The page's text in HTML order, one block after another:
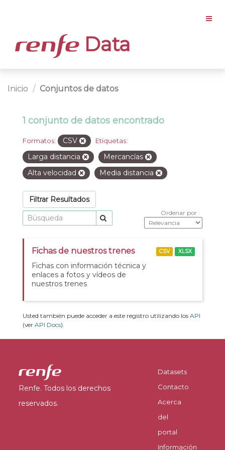
Data
Inicio Conjuntos de datos
1 conjunto de datos encontrado
Formatos: CSV Etiquetas:
Larga distancia
Mercancías
Alta velocidad
Media distancia
Filtrar Resultados
Ordenar por
Fichas de nuestros trenes
Fichas con información técnica y
enlaces a fotos y vídeos de
nuestros trenes
CSV XLSX
Usted también puede acceder a este registro utilizando los API
(ver API Docs).
Renfe. Todos los derechos
reservados.
Datasets
Contacto
Acerca
del
portal
Información